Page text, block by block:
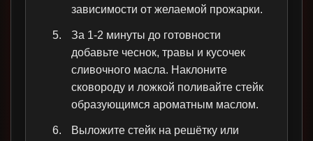
зависимости от желаемой прожарки.
За 1-2 минуты до готовности
добавьте чеснок, травы и кусочек
сливочного масла. Наклоните
сковороду и ложкой поливайте стейк
образующимся ароматным маслом.
Выложите стейк на решётку или